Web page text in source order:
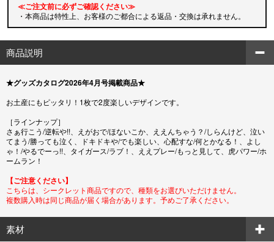
≪ご注文前に必ずご確認ください≫
・本商品は特性上、お客様のご都合による返品・交換は承れません。
商品説明
★グッズカタログ2026年4月号掲載商品★
お土産にもピッタリ！1枚で2度楽しいデザインです。
［ラインナップ］
さぁ行こう/逆転や!!、えがおで/ほないこか、ええんちゃう？/しらんけど、泣い
てまう/勝っても泣く、ドキドキや/でも楽しい、心配すな/何とかなる！、よし
ゃ！/やるでーっ!!、タイガース/ラブ！、ええプレー/もっと見して、虎パワー/ホ
ームラン！
【ご注意ください】
こちらは、シークレット商品ですので、種類をお選びいただけません。
複数購入時は同じ商品が届く場合があります。予めご了承ください。
素材